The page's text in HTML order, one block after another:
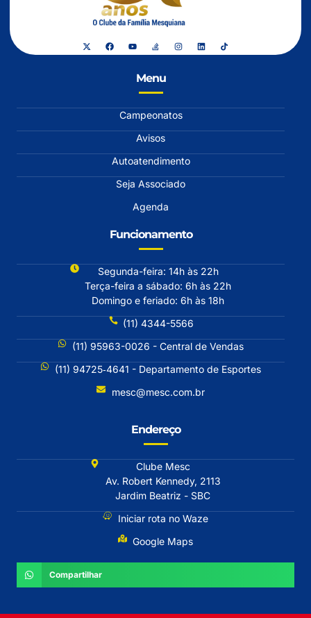
Menu
Campeonatos
Avisos
Autoatendimento
Seja Associado
Agenda
Funcionamento
Segunda-feira: 14h às 22h
Terça-feira a sábado: 6h às 22h
Domingo e feriado: 6h às 18h
(11) 4344-5566
(11) 95963-0026 - Central de Vendas
(11) 94725‐4641 - Departamento de Esportes
mesc@mesc.com.br
Endereço
Clube Mesc
Av. Robert Kennedy, 2113
Jardim Beatriz - SBC
Iniciar rota no Waze
Google Maps
Compartilhar